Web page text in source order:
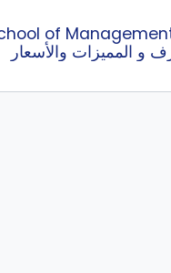
و المميزات والأسعار